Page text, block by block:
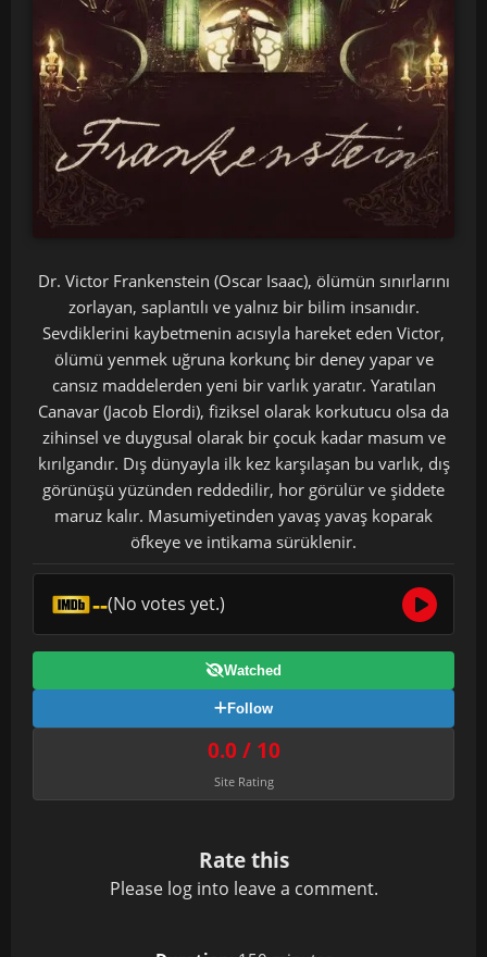
Dr. Victor Frankenstein (Oscar Isaac), ölümün sınırlarını
zorlayan, saplantılı ve yalnız bir bilim insanıdır.
Sevdiklerini kaybetmenin acısıyla hareket eden Victor,
ölümü yenmek uğruna korkunç bir deney yapar ve
cansız maddelerden yeni bir varlık yaratır. Yaratılan
Canavar (Jacob Elordi), fiziksel olarak korkutucu olsa da
zihinsel ve duygusal olarak bir çocuk kadar masum ve
kırılgandır. Dış dünyayla ilk kez karşılaşan bu varlık, dış
görünüşü yüzünden reddedilir, hor görülür ve şiddete
maruz kalır. Masumiyetinden yavaş yavaş koparak
öfkeye ve intikama sürüklenir.
--(No votes yet.)
Watched
Follow
0.0 / 10
Site Rating
Rate this
Please log into leave a comment.